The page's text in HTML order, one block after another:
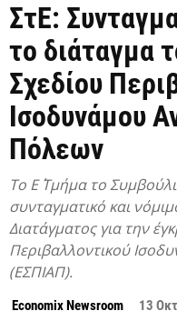
ΣτΕ:
το διάταγμα
Σχεδίου
Ισοδυνάμου
Πόλεων
To Ε΄ Τμήμα το
συνταγματικό και
Διατάγματος για την
Περιβαλλοντικού
(ΕΣΠΙΑΠ).
Economix Newsroom 13